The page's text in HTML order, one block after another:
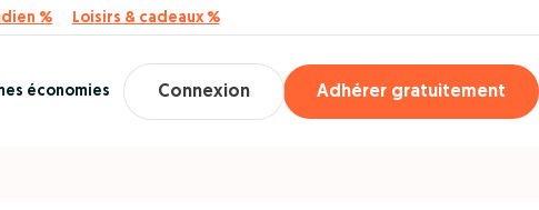
% Loisirs & cadeaux %
économies Connexion Adhérer gratuitement